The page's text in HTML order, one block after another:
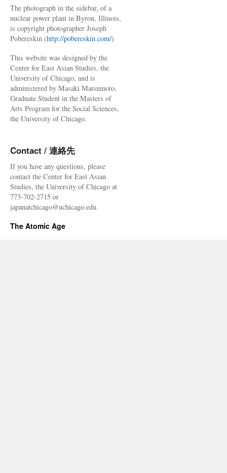
The photograph in the sidebar, of a
nuclear power plant in Byron, Illinois,
is copyright photographer Joseph
Pobereskin (http://pobereskin.com/)
This website was designed by the
Center for East Asian Studies, the
University of Chicago, and is
administered by Masaki Matsumoto,
Graduate Student in the Masters of
Arts Program for the Social Sciences,
the University of Chicago.
Contact / 連絡先
If you have any questions, please
contact the Center for East Asian
Studies, the University of Chicago at
773-702-2715 or
japanatchicago@uchicago.edu.
The Atomic Age